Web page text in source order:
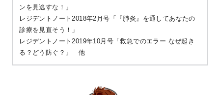
ンを見逃すな！」
レジデントノート2018年2月号「『肺炎』を通してあなたの
診療を見直そう！」
レジデントノート2019年10月号「救急でのエラー なぜ起き
る？どう防ぐ？」 他